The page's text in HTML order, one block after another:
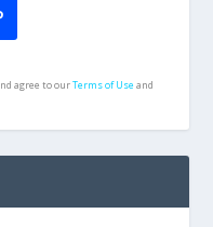
agree to ourTerms of Useand